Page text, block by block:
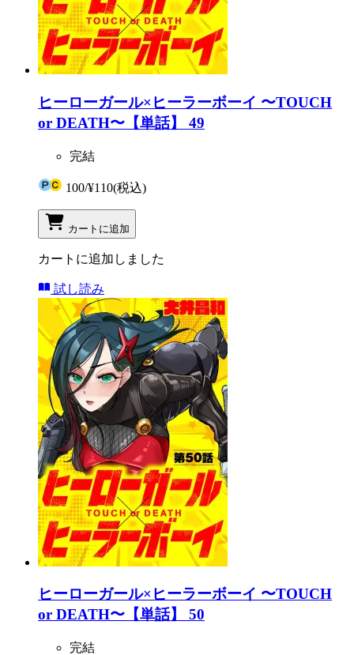
ヒーローガール×ヒーラーボーイ 〜TOUCH
or DEATH〜【単話】 49
完結
100/¥110(税込)
カートに追加
カートに追加しました
試し読み
ヒーローガール×ヒーラーボーイ 〜TOUCH
or DEATH〜【単話】 50
完結